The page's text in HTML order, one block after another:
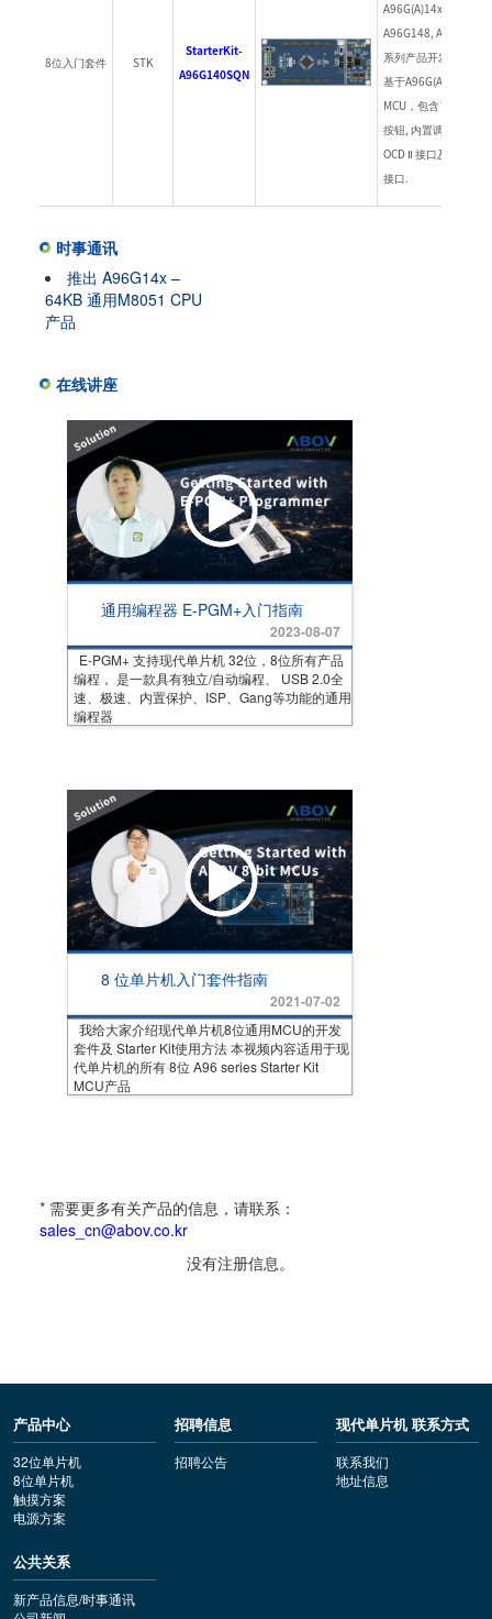
8位入门套件 STK
StarterKit-
A96G140SQN
A96G148, A96A148)
系列产品开发各种应
基于A96G(A)14x
MCU，包含了 LED,
按钮, 内置调试用的 E-
OCD Ⅱ 接口及 USB
接口.
时事通讯
推出 A96G14x –
64KB 通用M8051 CPU
产品
在线讲座
通用编程器 E-PGM+入门指南
2023-08-07
E-PGM+ 支持现代单片机 32位，8位所有产品
编程， 是一款具有独立/自动编程、 USB 2.0全
速、极速、内置保护、ISP、Gang等功能的通用
编程器
8 位单片机入门套件指南
2021-07-02
我给大家介绍现代单片机8位通用MCU的开发
套件及 Starter Kit使用方法 本视频内容适用于现
代单片机的所有 8位 A96 series Starter Kit
MCU产品
* 需要更多有关产品的信息，请联系：
sales_cn@abov.co.kr
没有注册信息。
产品中心
32位单片机
8位单片机
触摸方案
电源方案
招聘信息
招聘公告
现代单片机 联系方式
联系我们
地址信息
公共关系
新产品信息/时事通讯